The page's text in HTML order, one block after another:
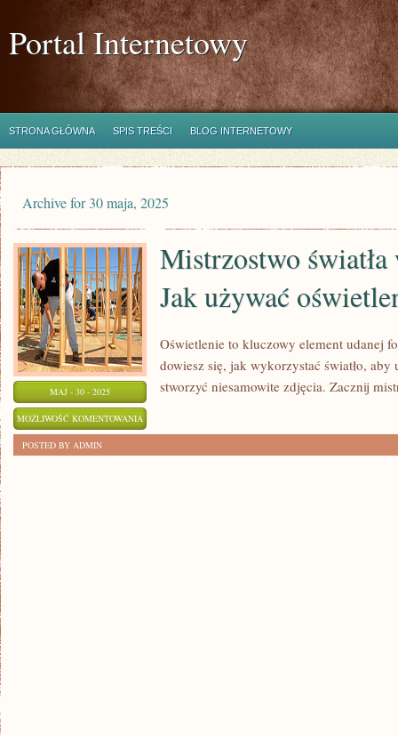
Portal Internetowy
STRONA GŁÓWNA SPIS TREŚCI BLOG INTERNETOWY
Archive for 30 maja, 2025
MAJ - 30 - 2025
MOŻLIWOŚĆ KOMENTOWANIA
ZOSTAŁA WYŁĄCZONA
Mistrzostwo
Jak używać
Oświetlenie to kluczowy element udanej
dowiesz się, jak wykorzystać światło,
stworzyć niesamowite zdjęcia. Zacznij
POSTED BY ADMIN